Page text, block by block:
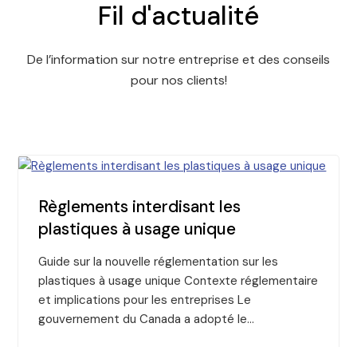
Fil d'actualité
De l’information sur notre entreprise et des conseils
pour nos clients!
Règlements interdisant les
plastiques à usage unique
Guide sur la nouvelle réglementation sur les
plastiques à usage unique Contexte réglementaire
et implications pour les entreprises Le
gouvernement du Canada a adopté le…